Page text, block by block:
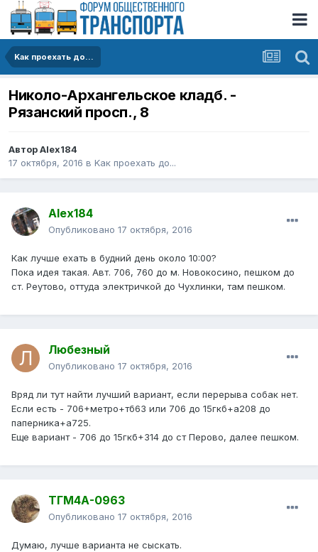
Kак проехать до...
Николо-Архангельское кладб. -
Рязанский просп., 8
АвторAlex184
17 октября, 2016 в Kак проехать до...
Alex184
Опубликовано 17 октября, 2016
Как лучше ехать в будний день около 10:00?
Пока идея такая. Авт. 706, 760 до м. Новокосино, пешком до
ст. Реутово, оттуда электричкой до Чухлинки, там пешком.
Любезный
Опубликовано 17 октября, 2016
Вряд ли тут найти лучший вариант, если перерыва собак нет.
Если есть - 706+метро+тб63 или 706 до 15гкб+а208 до
паперника+а725.
Еще вариант - 706 до 15гкб+314 до ст Перово, далее пешком.
ТГМ4А-0963
Опубликовано 17 октября, 2016
Думаю, лучше варианта не сыскать.